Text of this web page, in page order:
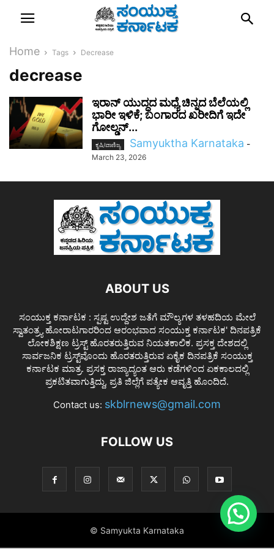
Home Tags Decrease
decrease
ಇರಾನ್ ಯುದ್ಧದ ಮಧ್ಯೆ ಚಿನ್ನದ ಬೆಲೆಯಲ್ಲಿ
ಭಾರೀ ಇಳಿಕೆ; ಬಂಗಾರದ ಖರೀದಿಗೆ ಇದೇ
ಗೋಲ್ಡನ್...
ಕೃಷಿ/ವಾಣಿಜ್ಯ Samyuktha Karnataka -
March 23, 2026
ABOUT US
ಸಂಯುಕ್ತ ಕರ್ನಾಟಕ : ಸ್ಪಷ್ಟ ಉದ್ದೇಶ ಜತೆಗೆ ಮೌಲ್ಯಗಳ ತಳಹದಿಯ ಮೇಲೆ
ಸ್ವಾತಂತ್ರ್ಯ ಹೋರಾಟಗಾರರಿಂದ ಆರಂಭವಾದ ಸಂಯುಕ್ತ ಕರ್ನಾಟಕ' ದಿನಪತ್ರಿಕೆ
ಲೋಕಶಿಕ್ಷಣ ಟ್ರಸ್ಟ್ ಹೊರತರುತ್ತಿರುವ ನಿಯತಕಾಲಿಕ. ಪ್ರಸಕ್ತ ದೇಶದಲ್ಲಿ
ಸಾರ್ವಜನಿಕ ಟ್ರಸ್ಟ್‌ವೊಂದು ಹೊರತರುತ್ತಿರುವ ಏಕೈಕ ದಿನಪತ್ರಿಕೆ ಸಂಯುಕ್ತ
ಕರ್ನಾಟಕ ಮಾತ್ರ. ಪ್ರಸಕ್ತ ರಾಜ್ಯಾದ್ಯಂತ ಆರು ಕಡೆಗಳಿಂದ ಏಕಕಾಲದಲ್ಲಿ
ಪ್ರಕಟಿತವಾಗುತ್ತಿದ್ದು, ಪ್ರತಿ ಜಿಲ್ಲೆಗೆ ಪತ್ಯೇಕ ಆವೃತ್ತಿ ಹೊಂದಿದೆ.
Contact us: skblrnews@gmail.com
FOLLOW US
© Samyukta Karnataka